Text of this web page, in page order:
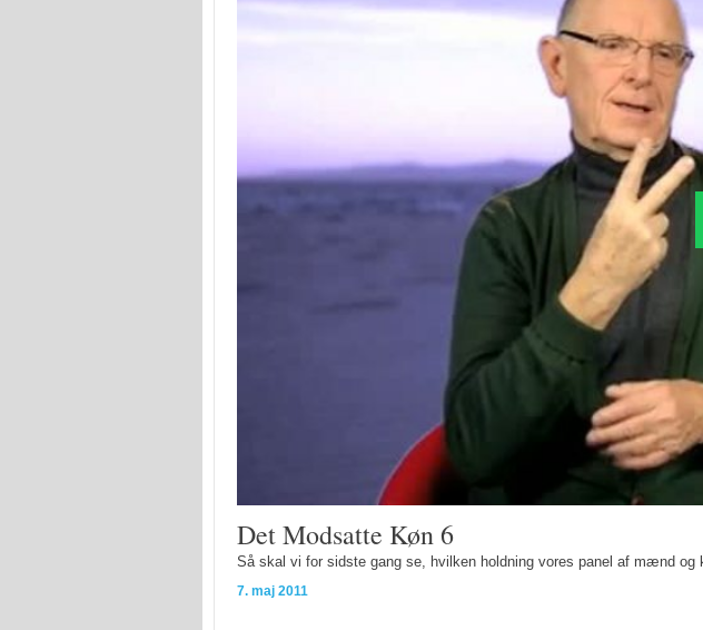
Det Modsatte Køn 6
Så skal vi for sidste gang se, hvilken holdning vores panel af mænd
7. maj 2011